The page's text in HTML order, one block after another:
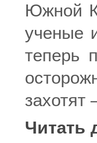
Южной
ученые
теперь
захотят
Читать